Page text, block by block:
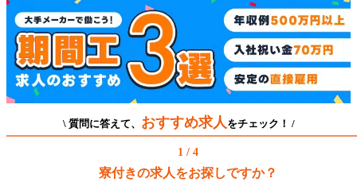
\ 質問に答えて、 おすすめ求人 をチェック！ /
1 / 4
寮付きの求人をお探しですか？